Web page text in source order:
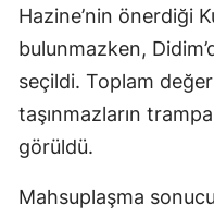
Hazine’nin önerdiği
bulunmazken,
seçildi. Toplam
taşınmazların
görüldü.
Mahsuplaşma